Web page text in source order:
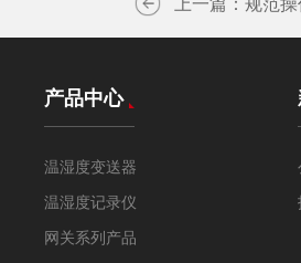
上一篇： 规范
产品中心
温湿度变送器
温湿度记录仪
网关系列产品